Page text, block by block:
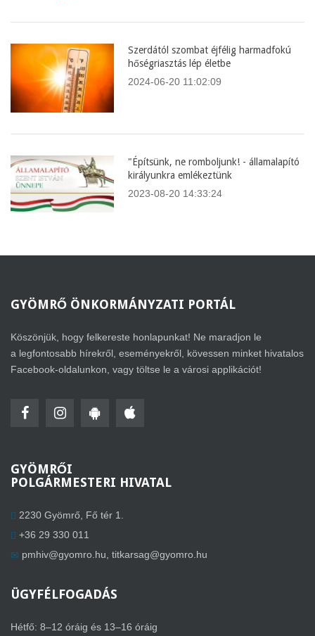
Szerdától szombat éjfélig harmadfokú
hőségriasztás lép életbe
2024-06-20 11:02:09
"Építsünk, ne romboljunk! - államalapító
királyunkra emlékeztünk
2023-08-20 14:33:24
GYÖMRŐ ÖNKORMÁNYZATI PORTÁL
Köszönjük, hogy felkereste honlapunkat! Ne maradjon le
a legfontosabb hírekről, eseményekről, kövessen minket hivatalos
Facebook-oldalunkon, vagy töltse le a városi applikációt!
GYÖMRŐI
POLGÁRMESTERI HIVATAL
2230 Gyömrő, Fő tér 1.
+36 29 330 011
pmhiv@gyomro.hu titkarsag@gyomro.hu
ÜGYFÉLFOGADÁS
Hétfő: 8–12 óráig és 13–16 óráig